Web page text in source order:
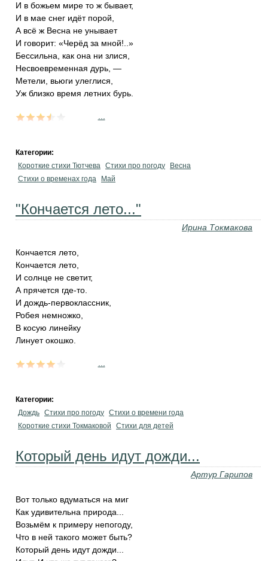
И в божьем мире то ж бывает,
И в мае снег идёт порой,
А всё ж Весна не унывает
И говорит: «Черёд за мной!..»
Бессильна, как она ни злися,
Несвоевременная дурь, —
Метели, вьюги улеглися,
Уж близко время летних бурь.
Категории:
Короткие стихи Тютчева Стихи про погоду
Весна
Стихи о временах года
Май
"Кончается лето..."
Ирина Токмакова
Кончается лето,
Кончается лето,
И солнце не светит,
А прячется где-то.
И дождь-первоклассник,
Робея немножко,
В косую линейку
Линует окошко.
Категории:
Дождь Стихи про погоду Стихи о времени года
Короткие стихи Токмаковой
Стихи для детей
Который день идут дожди...
Артур Гарипов
Вот только вдуматься на миг
Как удивительна природа...
Возьмём к примеру непогоду,
Что в ней такого может быть?
Который день идут дожди...